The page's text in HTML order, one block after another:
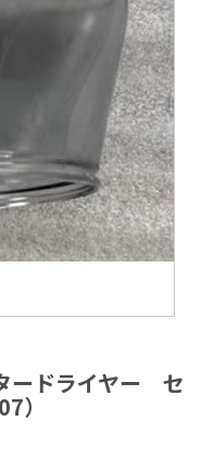
ードライヤー セ
）